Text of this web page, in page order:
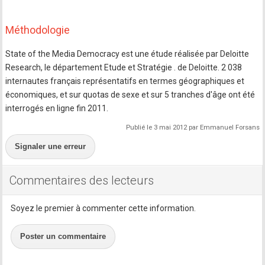
Méthodologie
State of the Media Democracy est une étude réalisée par Deloitte
Research, le département Etude et Stratégie . de Deloitte. 2 038
internautes français représentatifs en termes géographiques et
économiques, et sur quotas de sexe et sur 5 tranches d'âge ont été
interrogés en ligne fin 2011.
Publié le 3 mai 2012 par Emmanuel Forsans
Signaler une erreur
Commentaires des lecteurs
Soyez le premier à commenter cette information.
Poster un commentaire